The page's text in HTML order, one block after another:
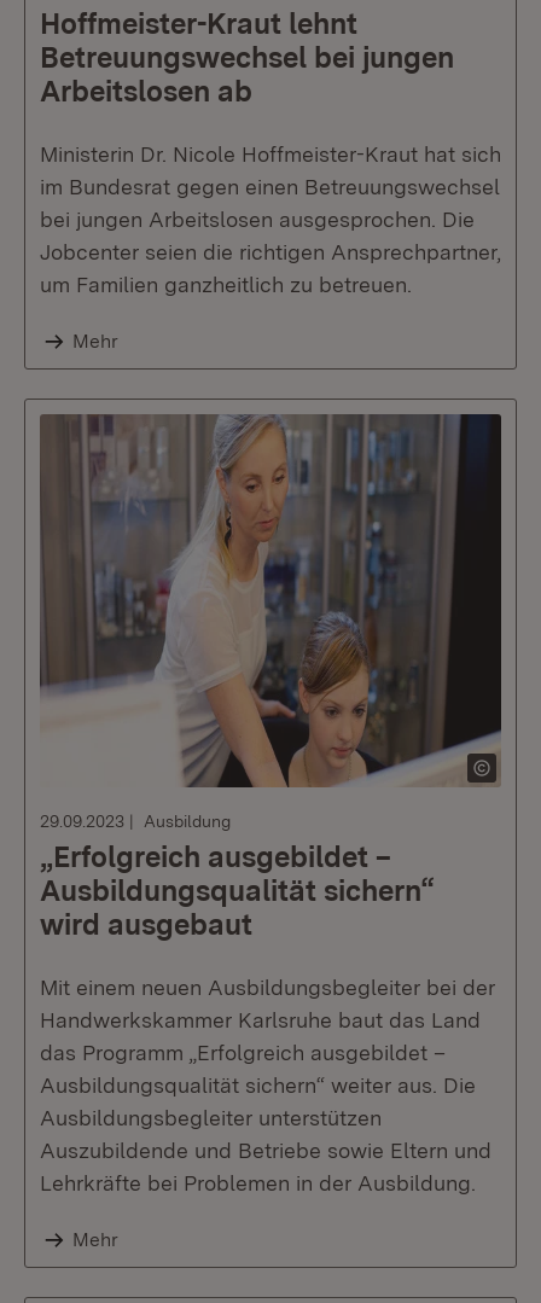
Hoffmeister-Kraut lehnt
Betreuungswechsel bei jungen
Arbeitslosen ab
Ministerin Dr. Nicole Hoffmeister-Kraut hat sich
im Bundesrat gegen einen Betreuungswechsel
bei jungen Arbeitslosen ausgesprochen. Die
Jobcenter seien die richtigen Ansprechpartner,
um Familien ganzheitlich zu betreuen.
Mehr
29.09.2023 Ausbildung
„Erfolgreich ausgebildet –
Ausbildungsqualität sichern“
wird ausgebaut
Mit einem neuen Ausbildungsbegleiter bei der
Handwerkskammer Karlsruhe baut das Land
das Programm „Erfolgreich ausgebildet –
Ausbildungsqualität sichern“ weiter aus. Die
Ausbildungsbegleiter unterstützen
Auszubildende und Betriebe sowie Eltern und
Lehrkräfte bei Problemen in der Ausbildung.
Mehr